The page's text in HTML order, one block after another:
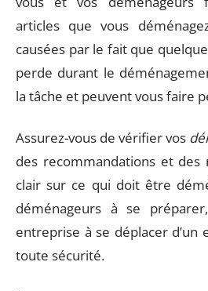
articles que vous
causées par le fait que
perde durant le
la tâche et peuvent vous faire
Assurez-vous de vérifier vos
des recommandations et des
clair sur ce qui doit être
déménageurs à se
entreprise à se déplacer
toute sécurité.